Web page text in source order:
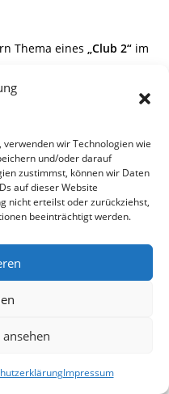
wir Technologien wie
und/oder darauf
zustimmst, können wir Daten
auf dieser Website
nicht erteilst oder zurückziehst,
beeinträchtigt werden.
Impressum
Thema eines „Club 2“ im
waren:
Aktivist“